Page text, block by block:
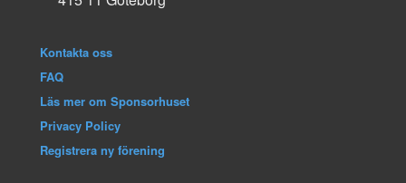
Kontakta oss
FAQ
Läs mer om Sponsorhuset
Privacy Policy
Registrera ny förening